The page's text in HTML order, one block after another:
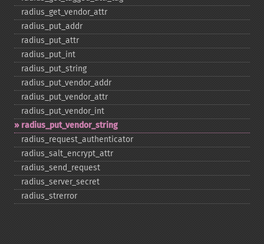
radius_​get_​vendor_​attr
radius_​put_​addr
radius_​put_​attr
radius_​put_​int
radius_​put_​string
radius_​put_​vendor_​addr
radius_​put_​vendor_​attr
radius_​put_​vendor_​int
radius_​put_​vendor_​string
radius_​request_​authenticator
radius_​salt_​encrypt_​attr
radius_​send_​request
radius_​server_​secret
radius_​strerror